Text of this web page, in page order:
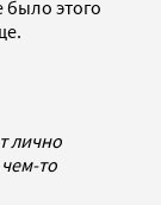
было этого
лично
то